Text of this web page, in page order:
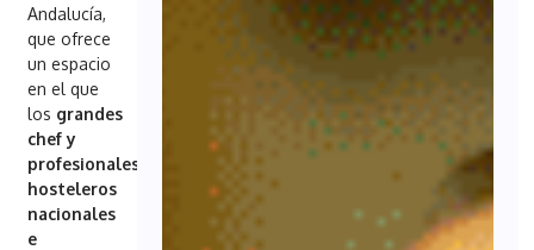
Andalucía,
que ofrece
un espacio
en el que
los grandes
chef y
profesionales
hosteleros
nacionales
e